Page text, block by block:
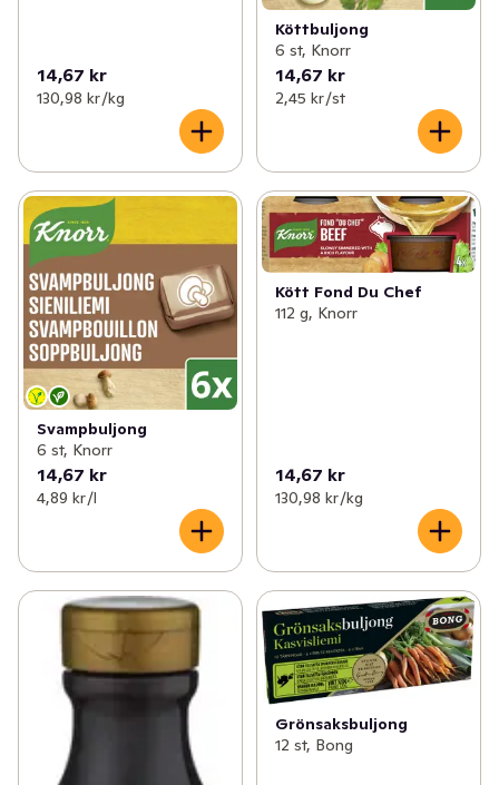
ansträngning. Vi älskar god mat och matlagning. På
Knorr har vi arbetat i årtionden för högkvalitativa
matprodukter med de bästa ingredienserna. Vi vill
hjälpa dig att laga god, enkel och hälsosam mat med rik
smak. Vår ledstjärna är passionen för kvalitativ och
smakrik mat. Den tar oss in i en framtid som bättre tar
hänsyn till vårt samhälle och vår miljö. En framtid där
alla våra ingredienser, från grönsaker och uppåt, är
hållbart producerade.
14,67 kr
130,98 kr /kg
Köttbuljong
6 st, Knorr
14,67 kr
2,45 kr /st
Svampbuljong
6 st, Knorr
14,67 kr
4,89 kr /l
Kött Fond Du Chef
112 g, Knorr
14,67 kr
130,98 kr /kg
Grönsaksbuljong
12 st, Bong